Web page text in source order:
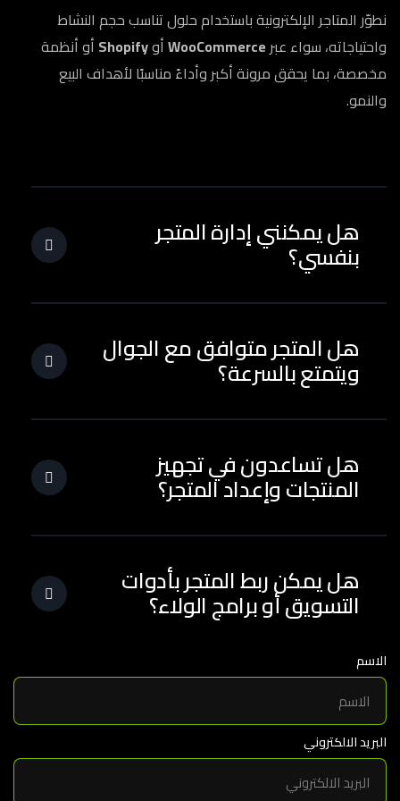
نطوّر المتاجر الإلكترونية باستخدام حلول تناسب حجم النشاط
واحتياجاته، سواء عبرWooCommerceأوShopifyأو أنظمة
مخصصة، بما يحقق مرونة أكبر وأداءً مناسبًا لأهداف البيع
والنمو.
هل يمكنني إدارة المتجر
بنفسي؟
هل المتجر متوافق مع الجوال
ويتمتع بالسرعة؟
هل تساعدون في تجهيز
المنتجات وإعداد المتجر؟
هل يمكن ربط المتجر بأدوات
التسويق أو برامج الولاء؟
الاسم
البريد الالكتروني